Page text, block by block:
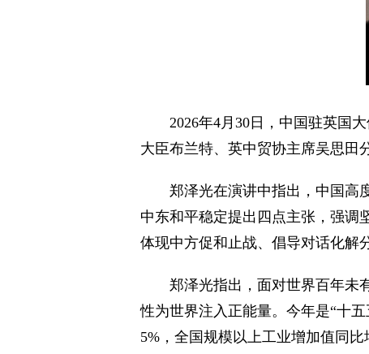
2026年4月30日，中国驻英国
大臣布兰特、英中贸协主席吴思田
郑泽光在演讲中指出，中国高
中东和平稳定提出四点主张，强调
体现中方促和止战、倡导对话化解
郑泽光指出，面对世界百年未
性为世界注入正能量。今年是“十
5%，全国规模以上工业增加值同